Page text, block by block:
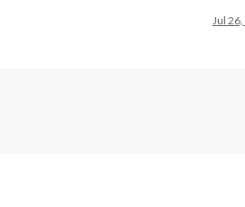
Jul